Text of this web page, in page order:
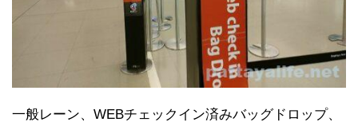
一般レーン、WEBチェックイン済みバッグドロップ、